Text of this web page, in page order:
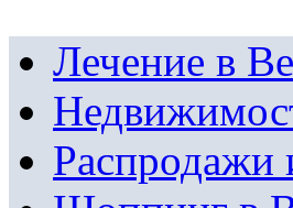
Лечение в
Распродажи